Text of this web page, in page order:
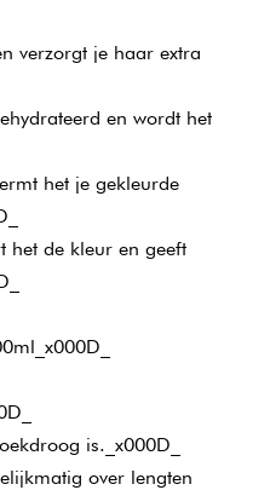
verzorgt je haar extra
en wordt het
het je gekleurde
het de kleur en geeft
is._x000D_
over lengten